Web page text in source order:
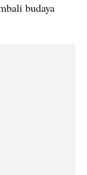
budaya